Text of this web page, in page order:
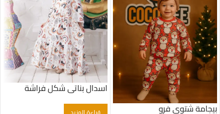
بيجامة شتوى فرو
اسدال بناتى شكل فراشة